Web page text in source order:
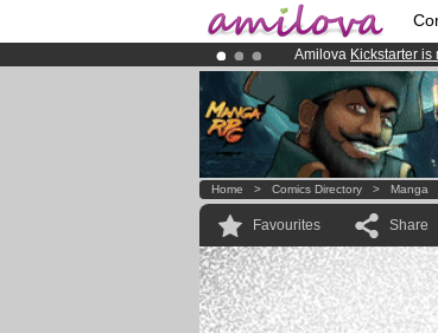
Amilova Kickstarter is
Premium
Already 100000
Home > Comics Directory > Manga
Favourites Share